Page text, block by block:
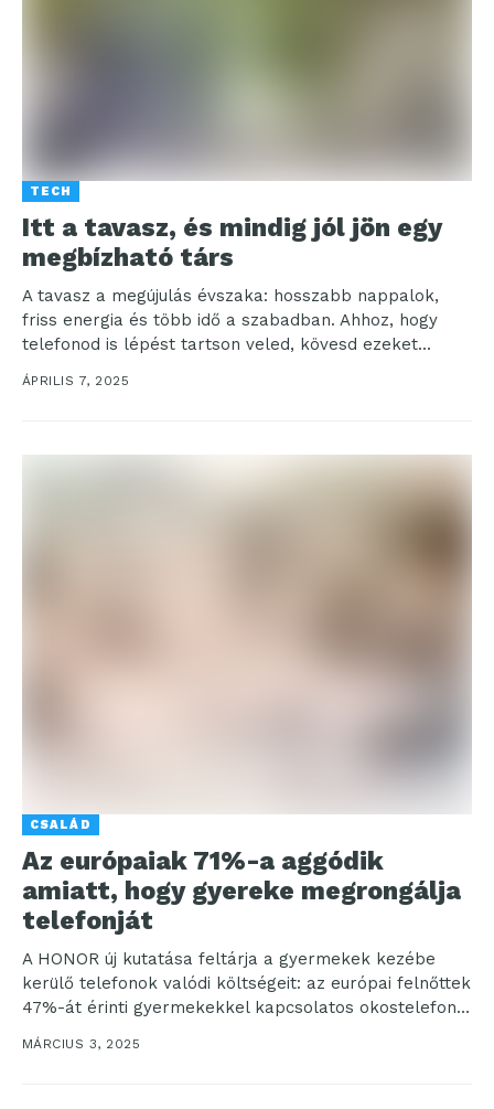
TECH
Itt a tavasz, és mindig jól jön egy
megbízható társ
A tavasz a megújulás évszaka: hosszabb nappalok,
friss energia és több idő a szabadban. Ahhoz, hogy
telefonod is lépést tartson veled, kövesd ezeket...
ÁPRILIS 7, 2025
CSALÁD
Az európaiak 71%-a aggódik
amiatt, hogy gyereke megrongálja
telefonját
A HONOR új kutatása feltárja a gyermekek kezébe
kerülő telefonok valódi költségeit: az európai felnőttek
47%-át érinti gyermekekkel kapcsolatos okostelefon-
malőr. Kádban fürdetett, WC-be...
MÁRCIUS 3, 2025